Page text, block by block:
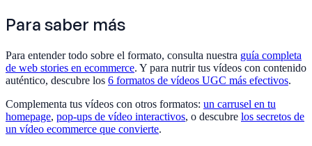
Para saber más
Para entender todo sobre el formato, consulta nuestra guía completa
de web stories en ecommerce. Y para nutrir tus vídeos con contenido
auténtico, descubre los 6 formatos de vídeos UGC más efectivos.
Complementa tus vídeos con otros formatos: un carrusel en tu
homepage, pop-ups de vídeo interactivos, o descubre los secretos de
un vídeo ecommerce que convierte.